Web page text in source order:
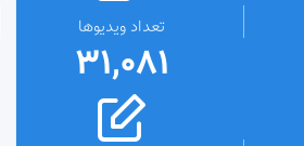
تعداد ویدیوها
31,081